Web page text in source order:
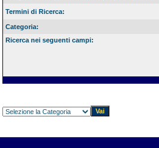
Termini di Ricerca:
Categoria:
Ricerca nei seguenti campi: